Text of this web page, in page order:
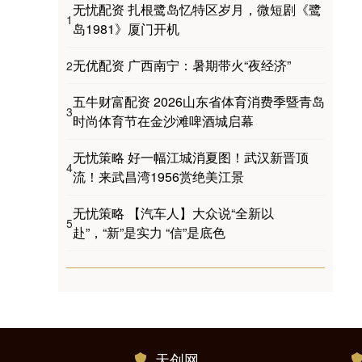
1
无忧配资 扎根鹭岛忆特区岁月，微短剧《鹭
岛1981》厦门开机
2无优配资 广西南宁：暑期带火“夜经济”
3
五牛财富配资 2026山东省体育消费季暨青岛
时尚体育节在金沙滩啤酒城启幕
4
无忧策略 好一幅江城消夏图！武汉新晋顶
流！来武昌湾1956赏绝美江景
5
无忧策略 【汽车人】大众说“全新以
赴”，“新”是实力 “信”是底色